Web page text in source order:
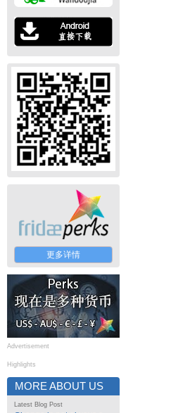
更多详情
Advertisement
Highlights
MORE ABOUT US
Latest Blog Post